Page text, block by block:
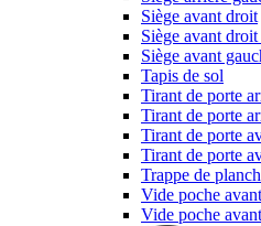
Siège avant droit
Siège avant
Siège avant
Tapis de sol
Tirant de porte
Tirant de porte
Tirant de porte
Tirant de porte
Trappe de
Vide poche
Vide poche